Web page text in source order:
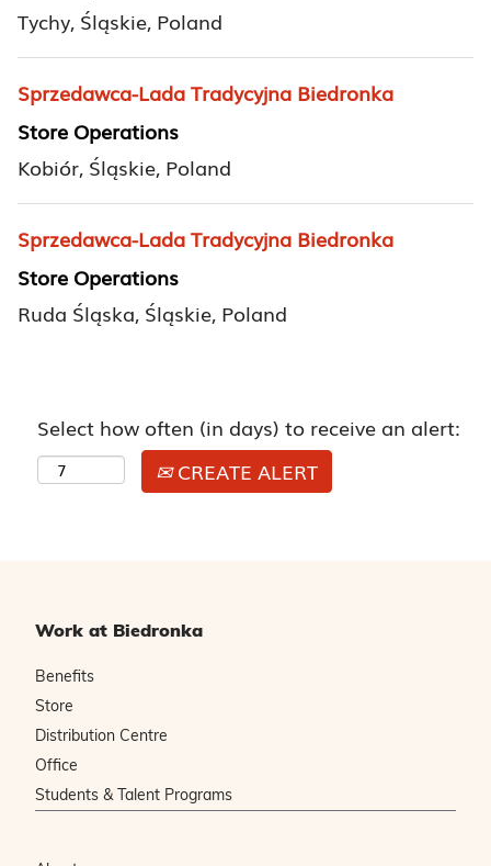
Tychy, Śląskie, Poland
Sprzedawca-Lada Tradycyjna Biedronka
Store Operations
Kobiór, Śląskie, Poland
Sprzedawca-Lada Tradycyjna Biedronka
Store Operations
Ruda Śląska, Śląskie, Poland
Select how often (in days) to receive an alert:
CREATE ALERT
Work at Biedronka
Benefits
Store
Distribution Centre
Office
Students & Talent Programs